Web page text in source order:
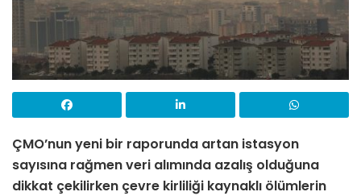
ÇMO’nun yeni bir raporunda artan istasyon
sayısına rağmen veri alımında azalış olduğuna
dikkat çekilirken çevre kirliliği kaynaklı ölümlerin